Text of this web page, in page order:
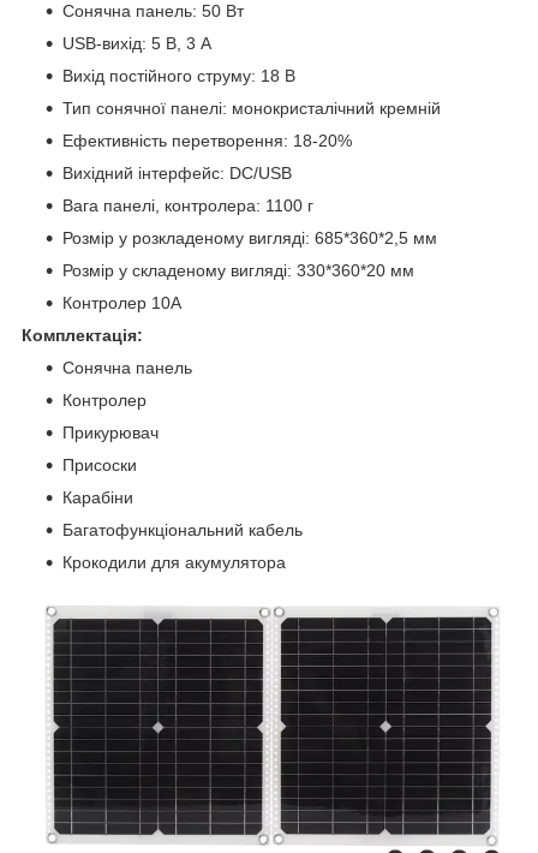
Сонячна панель: 50 Вт
USB-вихід: 5 В, 3 А
Вихід постійного струму: 18 В
Тип сонячної панелі: монокристалічний кремній
Ефективність перетворення: 18-20%
Вихідний інтерфейс: DC/USB
Вага панелі, контролера: 1100 г
Розмір у розкладеному вигляді: 685*360*2,5 мм
Розмір у складеному вигляді: 330*360*20 мм
Контролер 10А
Комплектація:
Сонячна панель
Контролер
Прикурювач
Присоски
Карабіни
Багатофункціональний кабель
Крокодили для акумулятора